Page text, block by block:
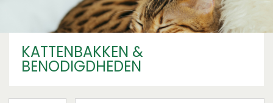
KATTENBAKKEN &
BENODIGDHEDEN